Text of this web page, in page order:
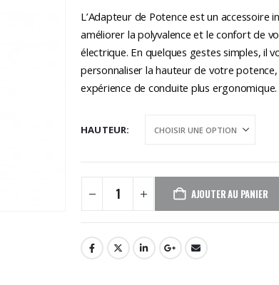
prix :
44,90€
à
59,90€
L’Adapteur de Potence est un accessoire
améliorer la polyvalence et le confort de
électrique. En quelques gestes simples, il
personnaliser la hauteur de votre
expérience de conduite plus ergonomique.
HAUTEUR
AJOUTER AU PANIER